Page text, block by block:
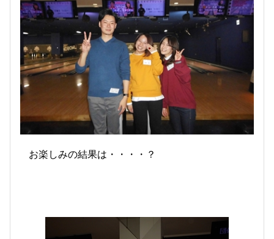
お楽しみの結果は・・・・？